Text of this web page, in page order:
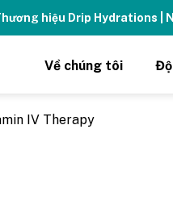
Tăng năng lượng - sống
Về chúng tôi
IV Therapy